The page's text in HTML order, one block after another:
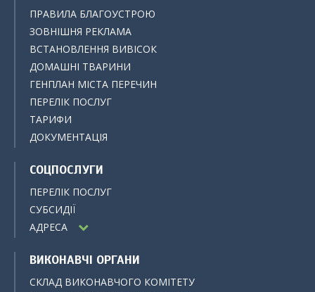
ПРАВИЛА БЛАГОУСТРОЮ
ЗОВНІШНЯ РЕКЛАМА
ВСТАНОВЛЕННЯ ВИВІСОК
ДОМАШНІ ТВАРИНИ
ГЕНПЛАН МІСТА ПЕРЕЧИН
ПЕРЕЛІК ПОСЛУГ
ТАРИФИ
ДОКУМЕНТАЦІЯ
СОЦПОСЛУГИ
ПЕРЕЛІК ПОСЛУГ
СУБСИДІЇ
АДРЕСА
ВИКОНАВЧІ ОРГАНИ
СКЛАД ВИКОНАВЧОГО КОМІТЕТУ